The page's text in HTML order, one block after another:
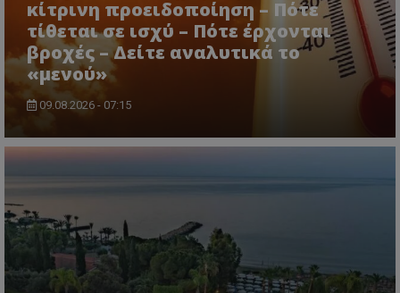
κίτρινη προειδοποίηση – Πότε
τίθεται σε ισχύ – Πότε έρχονται
βροχές – Δείτε αναλυτικά το
«μενού»
09.08.2026 - 07:15